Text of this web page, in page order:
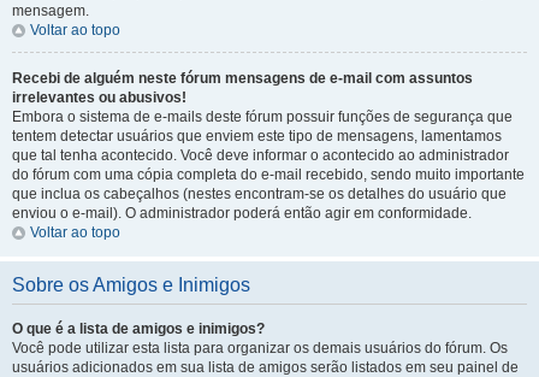
mensagem.
Voltar ao topo
Recebi de alguém neste fórum mensagens de e-mail com assuntos
irrelevantes ou abusivos!
Embora o sistema de e-mails deste fórum possuir funções de segurança que
tentem detectar usuários que enviem este tipo de mensagens, lamentamos
que tal tenha acontecido. Você deve informar o acontecido ao administrador
do fórum com uma cópia completa do e-mail recebido, sendo muito importante
que inclua os cabeçalhos (nestes encontram-se os detalhes do usuário que
enviou o e-mail). O administrador poderá então agir em conformidade.
Voltar ao topo
Sobre os Amigos e Inimigos
O que é a lista de amigos e inimigos?
Você pode utilizar esta lista para organizar os demais usuários do fórum. Os
usuários adicionados em sua lista de amigos serão listados em seu painel de